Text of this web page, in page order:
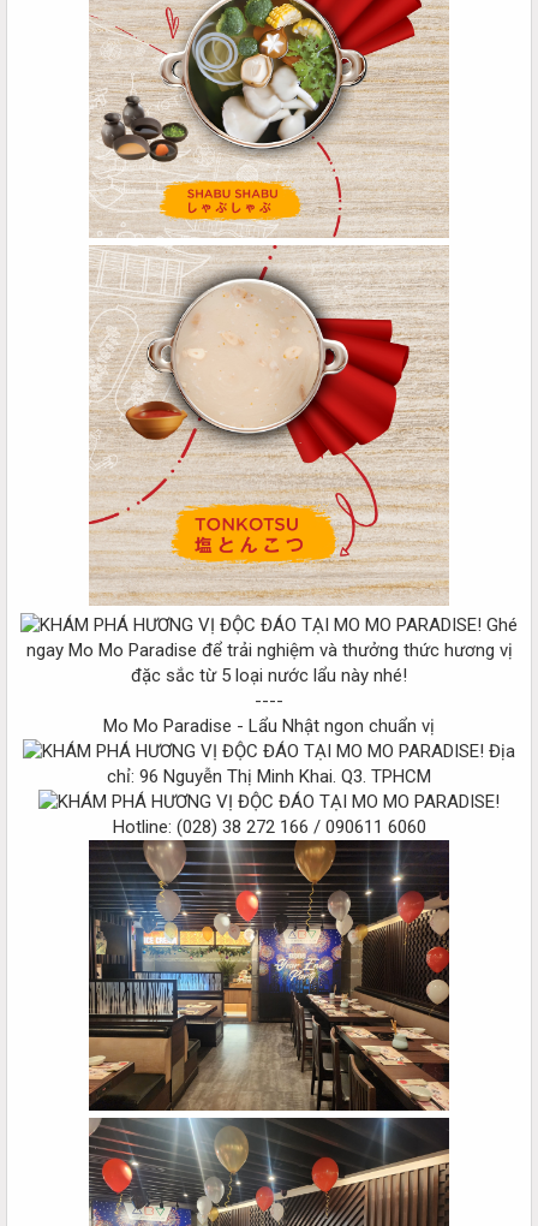
Ghé
ngay Mo Mo Paradise để trải nghiệm và thưởng thức hương vị
đặc sắc từ 5 loại nước lẩu này nhé!
----
Mo Mo Paradise - Lẩu Nhật ngon chuẩn vị
Địa
chỉ: 96 Nguyễn Thị Minh Khai. Q3. TPHCM
Hotline: (028) 38 272 166 / 090611 6060